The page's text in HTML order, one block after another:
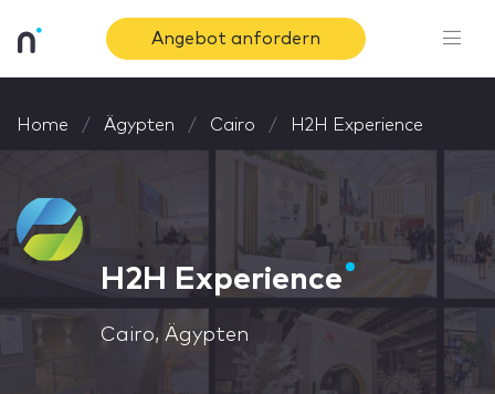
Angebot anfordern
Home Ägypten Cairo H2H Experience
H2H Experience
Cairo, Ägypten